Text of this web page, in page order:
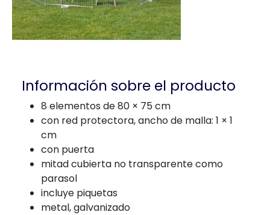
Información sobre el producto
8 elementos de 80 × 75 cm
con red protectora, ancho de malla: 1 × 1
cm
con puerta
mitad cubierta no transparente como
parasol
incluye piquetas
metal, galvanizado